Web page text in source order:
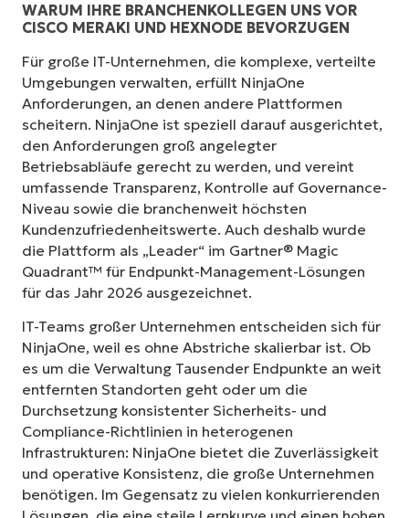
WARUM IHRE BRANCHENKOLLEGEN UNS VOR
CISCO MERAKI UND HEXNODE BEVORZUGEN
Für große IT-Unternehmen, die komplexe, verteilte
Umgebungen verwalten, erfüllt NinjaOne
Anforderungen, an denen andere Plattformen
scheitern. NinjaOne ist speziell darauf ausgerichtet,
den Anforderungen groß angelegter
Betriebsabläufe gerecht zu werden, und vereint
umfassende Transparenz, Kontrolle auf Governance-
Niveau sowie die branchenweit höchsten
Kundenzufriedenheitswerte. Auch deshalb wurde
die Plattform als „Leader“ im Gartner® Magic
Quadrant™ für Endpunkt-Management-Lösungen
für das Jahr 2026 ausgezeichnet.
IT-Teams großer Unternehmen entscheiden sich für
NinjaOne, weil es ohne Abstriche skalierbar ist. Ob
es um die Verwaltung Tausender Endpunkte an weit
entfernten Standorten geht oder um die
Durchsetzung konsistenter Sicherheits- und
Compliance-Richtlinien in heterogenen
Infrastrukturen: NinjaOne bietet die Zuverlässigkeit
und operative Konsistenz, die große Unternehmen
benötigen. Im Gegensatz zu vielen konkurrierenden